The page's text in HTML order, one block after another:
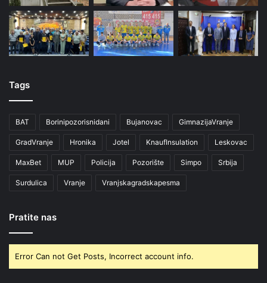
Tags
BAT Borinipozorisnidani Bujanovac GimnazijaVranje
GradVranje Hronika Jotel KnaufInsulation Leskovac
MaxBet MUP Policija Pozorište Simpo Srbija
Surdulica Vranje Vranjskagradskapesma
Pratite nas
Error Can not Get Posts, Incorrect account info.